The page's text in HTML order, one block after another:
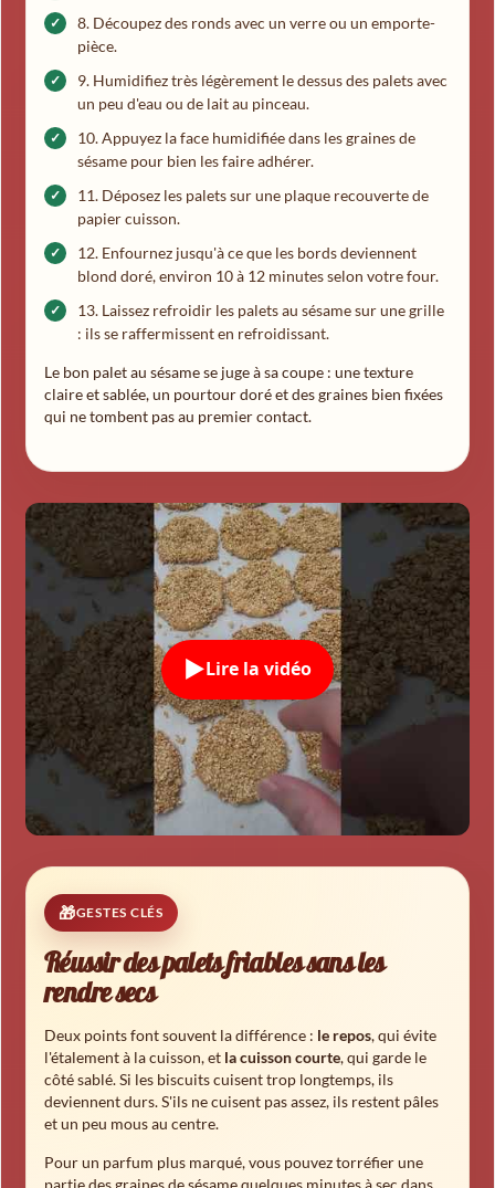
Découpez des ronds avec un verre ou un emporte-
pièce.
Humidifiez très légèrement le dessus des palets avec
un peu d'eau ou de lait au pinceau.
Appuyez la face humidifiée dans les graines de
sésame pour bien les faire adhérer.
Déposez les palets sur une plaque recouverte de
papier cuisson.
Enfournez jusqu'à ce que les bords deviennent
blond doré, environ 10 à 12 minutes selon votre four.
Laissez refroidir les palets au sésame sur une grille
: ils se raffermissent en refroidissant.
Le bon palet au sésame se juge à sa coupe : une texture
claire et sablée, un pourtour doré et des graines bien fixées
qui ne tombent pas au premier contact.
Lire la vidéo
GESTES CLÉS
Réussir des palets friables sans les
rendre secs
Deux points font souvent la différence : le repos, qui évite
l'étalement à la cuisson, et la cuisson courte, qui garde le
côté sablé. Si les biscuits cuisent trop longtemps, ils
deviennent durs. S'ils ne cuisent pas assez, ils restent pâles
et un peu mous au centre.
Pour un parfum plus marqué, vous pouvez torréfier une